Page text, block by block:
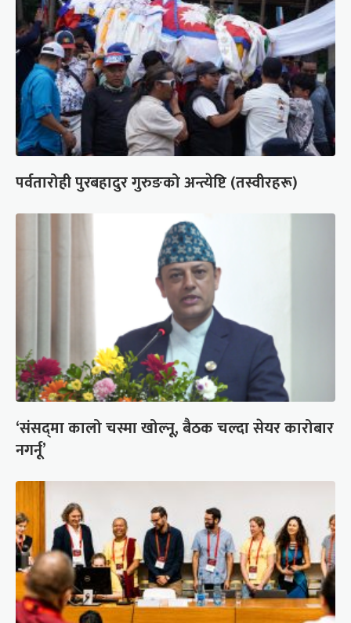
पर्वतारोही पुरबहादुर गुरुङको अन्त्येष्टि (तस्वीरहरू)
‘संसद्‍मा कालो चस्मा खोल्नू, बैठक चल्दा सेयर कारोबार
नगर्नू’